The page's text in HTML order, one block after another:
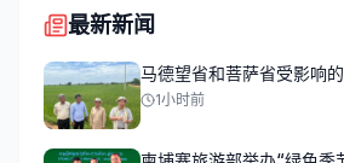
最新新闻
马德望省和菩萨省受影响
1小时前